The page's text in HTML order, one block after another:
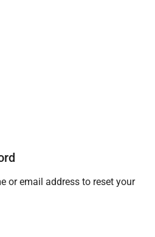
or email address to reset your